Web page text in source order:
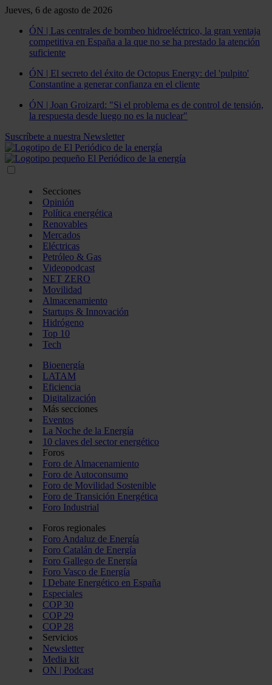
Jueves, 6 de agosto de 2026
ÓN | Las centrales de bombeo hidroeléctrico, la gran ventaja
competitiva en España a la que no se ha prestado la atención
suficiente
ÓN | El secreto del éxito de Octopus Energy: del 'pulpito'
Constantine a generar confianza en el cliente
ÓN | Joan Groizard: "Si el problema es de control de tensión,
la respuesta desde luego no es la nuclear"
Suscríbete a nuestra Newsletter
Secciones
Opinión
Política energética
Renovables
Mercados
Eléctricas
Petróleo & Gas
Videopodcast
NET ZERO
Movilidad
Almacenamiento
Startups & Innovación
Hidrógeno
Top 10
Tech
Bioenergía
LATAM
Eficiencia
Digitalización
Más secciones
Eventos
La Noche de la Energía
10 claves del sector energético
Foros
Foro de Almacenamiento
Foro de Autoconsumo
Foro de Movilidad Sostenible
Foro de Transición Energética
Foro Industrial
Foros regionales
Foro Andaluz de Energía
Foro Catalán de Energía
Foro Gallego de Energía
Foro Vasco de Energía
I Debate Energético en España
Especiales
COP 30
COP 29
COP 28
Servicios
Newsletter
Media kit
ON | Podcast